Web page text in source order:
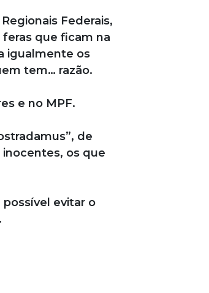
Federais,
que ficam na
igualmente os
tem… razão.
e no MPF.
de
os que
evitar o